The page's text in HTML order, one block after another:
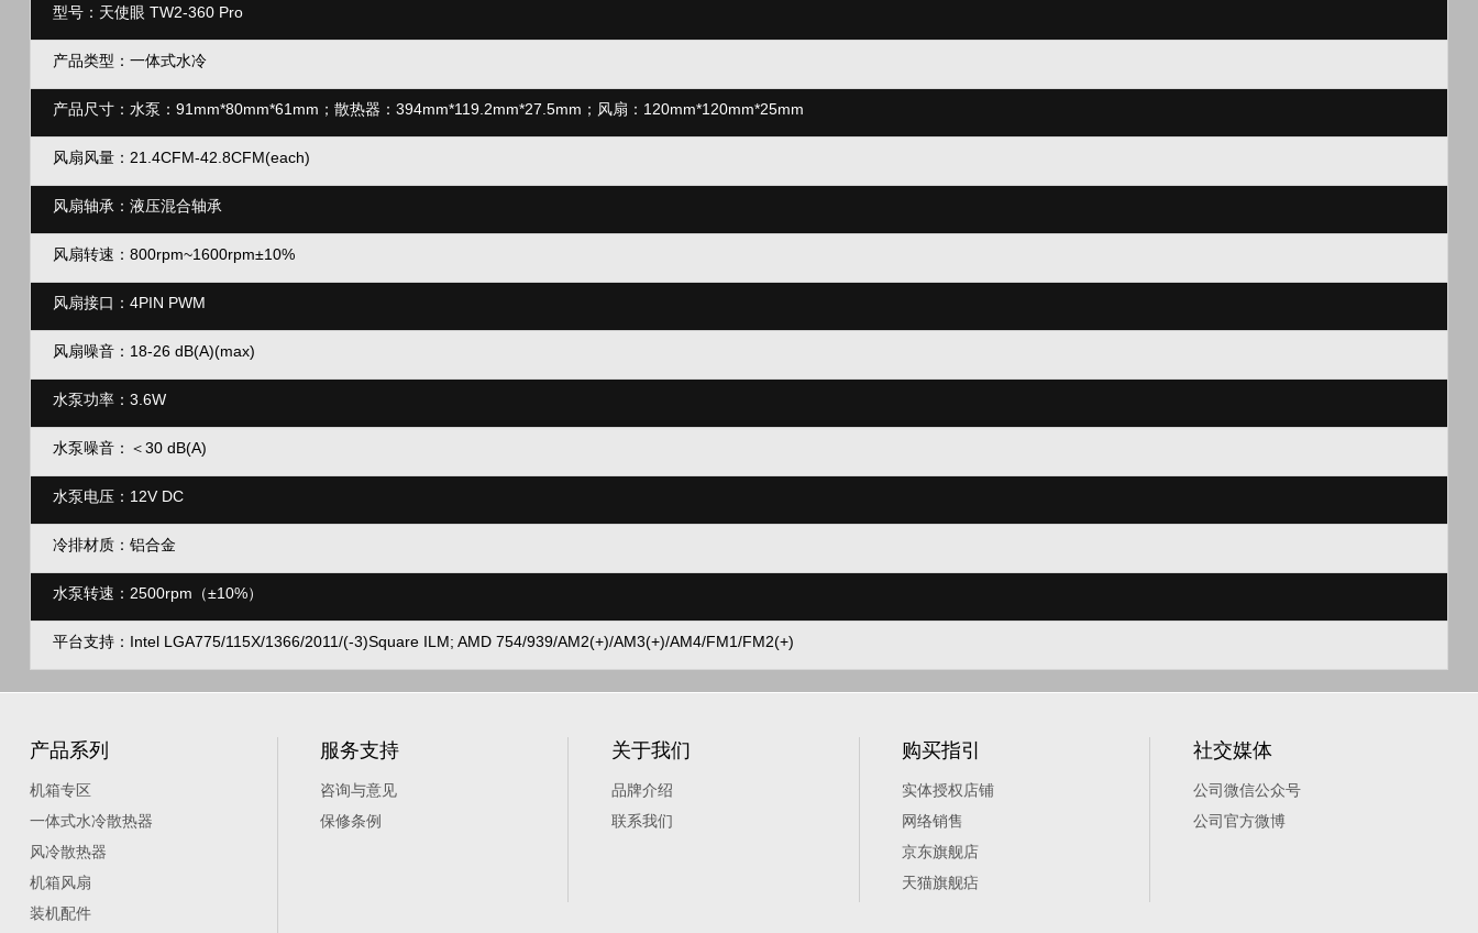
型号：天使眼 TW2-360 Pro
产品类型：一体式水冷
产品尺寸：水泵：91mm*80mm*61mm； 散热器：394mm*119.2mm*27.5mm ； 风扇：120mm*120mm*25mm
风扇风量：21.4CFM-42.8CFM(each)
风扇轴承：液压混合轴承
风扇转速：800rpm~1600rpm±10%
风扇接口：4PIN PWM
风扇噪音：18-26 dB(A)(max)
水泵功率：3.6W
水泵噪音：＜30 dB(A)
水泵电压：12V DC
冷排材质：铝合金
水泵转速：2500rpm（±10%）
平台支持：Intel LGA775/115X/1366/2011/(-3)Square ILM; AMD 754/939/AM2(+)/AM3(+)/AM4/FM1/FM2(+)
产品系列
机箱专区
一体式水冷散热器
风冷散热器
机箱风扇
装机配件
服务支持
咨询与意见
保修条例
关于我们
品牌介绍
联系我们
购买指引
实体授权店铺
网络销售
京东旗舰店
天猫旗舰痁
社交媒体
公司微信公众号
公司官方微博